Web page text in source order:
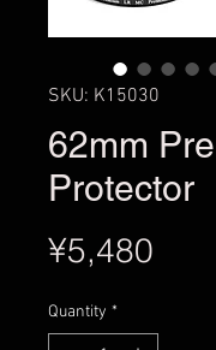
SKU: K15030
62mm
Protector
¥5,480
Quantity *